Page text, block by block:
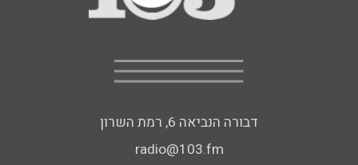
דבורה הנביאה 6, רמת השרון
radio@103.fm